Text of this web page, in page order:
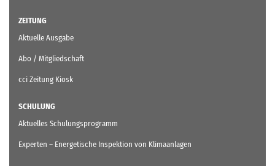
ZEITUNG
Aktuelle Ausgabe
Abo / Mitgliedschaft
cci Zeitung Kiosk
SCHULUNG
Aktuelles Schulungsprogramm
Experten – Energetische Inspektion von Klimaanlagen